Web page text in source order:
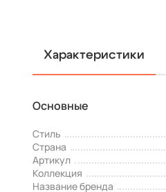
Характеристики
Основные
Стиль
Страна
Артикул
Коллекция
Название бренда